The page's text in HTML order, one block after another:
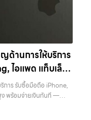
มสะดวกในการขายของ
, บางรัก, แจ้งวัฒนะ,
ษตรนวมินทร์, เสนานิคม,
มือถือใกล้ฉัน”, “รับซื้อ
“รับซื้อแท็บเล็ต กรุงเทพ
” — ที่นี่คือคำตอบ เพราะ
มสะดวกสบายที่เหนือกว่า
มทีมงานที่พร้อมอำนวย
ชีพ และจ่ายเงินทันที
ายขึ้น ดีกว่า รวดเร็วกว่า
รับซื้อขายมือถือ.com”
อถือ iPhone, Samsung,
นทันที ครอบคลุมพื้นที่
พล, รามอินทรา และเขต
น แท็บเล็ต และอุปกรณ์ไอที
ณใช้แล้วอาจกลายเป็นของ
เพื่อเป็นทางเลือกให้คุณ
งินสดได้ทันที ด้วยบริการ รับ
ศัพท์, รับซื้อโน๊ตบุ๊ค, รับซื้อ
ครบวงจร ไม่ว่าคุณจะอยู่
ด้านการให้บริการ
ไอแพด แท็บเล็ต
นทันที
การ รับซื้อมือถือ iPhone,
ง พร้อมจ่ายเงินทันที —